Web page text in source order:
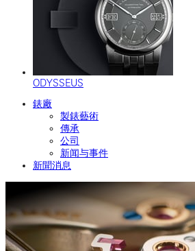
ODYSSEUS
錶廠
製錶藝術
傳承
公司
新闻与事件
新聞消息